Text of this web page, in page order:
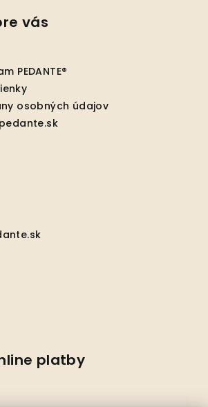
vás
PEDANTE®
osobných údajov
platby